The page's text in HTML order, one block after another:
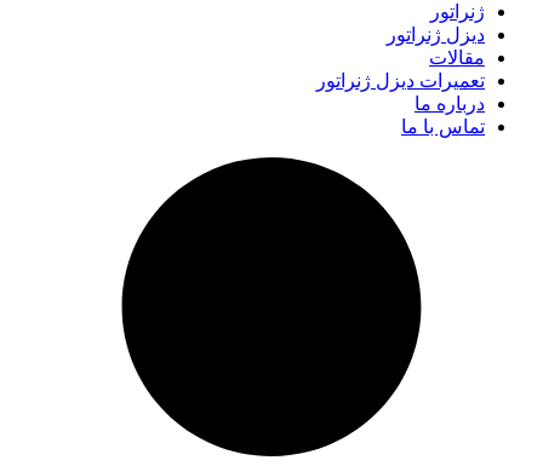
ژنراتور
دیزل ژنراتور
مقالات
تعمیرات دیزل ژنراتور
درباره ما
تماس با ما